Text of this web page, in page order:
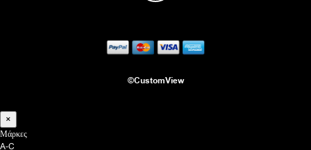
©CustomView
×
Μάρκες
A-C